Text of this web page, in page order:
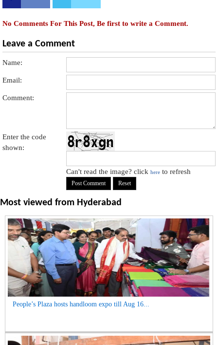
No Comments For This Post, Be first to write a Comment.
Leave a Comment
Name:
Email:
Comment:
Enter the code
shown:
Can't read the image? clickhere to refresh
Most viewed from Hyderabad
People’s Plaza hosts handloom expo till Aug 16...